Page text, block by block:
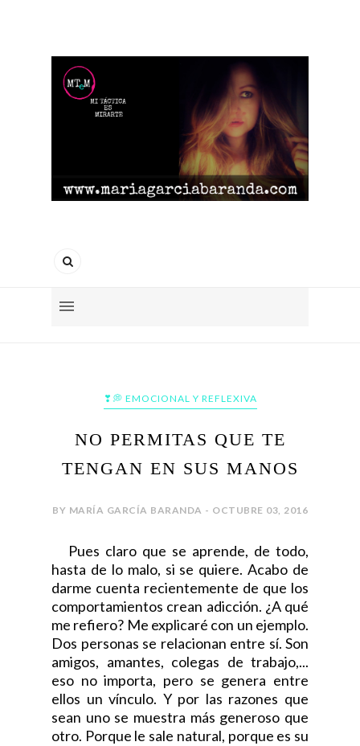
❣💭 EMOCIONAL Y REFLEXIVA
NO PERMITAS QUE TE
TENGAN EN SUS MANOS
BY MARÍA GARCÍA BARANDA - OCTUBRE 03, 2016
Pues claro que se aprende, de todo,
hasta de lo malo, si se quiere. Acabo de
darme cuenta recientemente de que los
comportamientos crean adicción. ¿A qué
me refiero? Me explicaré con un ejemplo.
Dos personas se relacionan entre sí. Son
amigos, amantes, colegas de trabajo,...
eso no importa, pero se genera entre
ellos un vínculo. Y por las razones que
sean uno se muestra más generoso que
otro. Porque le sale natural, porque es su